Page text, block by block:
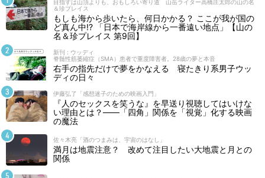
目指すは山頂よりも、おもしろい寄り道 山岳ライター高橋庄太郎の山の名
＆珍プレイス
もしも海から歩いたら、何日かかる？ ここが我が国の
ど真ん中!? 「日本で海岸線から一番遠い地点」【山の
名＆珍プレイス 第9回】
新刊 : ウッディ
脊髄性筋萎縮症（SMA）患者で重度障害者。28歳の夢と本音
右手の指先だけで夢をかなえる 寝たきり系男子ウッ
ディの日々
伊藤弘了「感想迷子のための映画入門」
『人のセックスを笑うな』を早送り視聴してはいけな
い理由とは？――「四角」関係を「視覚」化する映画
の魔法
佐々木亮「酒のつまみは、宇宙のはなし」
満月は地震注意？ 改めて注目したい大地震と月との
関係